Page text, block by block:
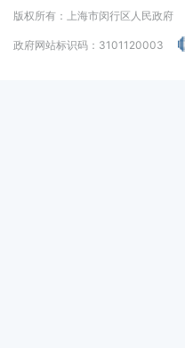
版权所有：上海市闵行区人民政府
政府网站标识码：3101120003